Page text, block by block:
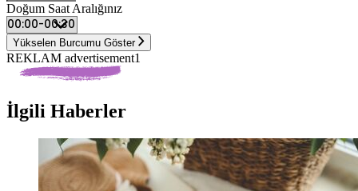
Doğum Saat Aralığınız
Yükselen Burcumu Göster
REKLAM advertisement1
İlgili Haberler